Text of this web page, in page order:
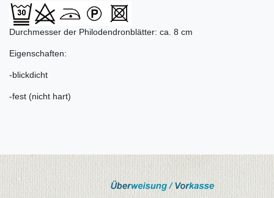
Durchmesser der Philodendronblätter: ca. 8 cm
Eigenschaften:
-blickdicht
-fest (nicht hart)